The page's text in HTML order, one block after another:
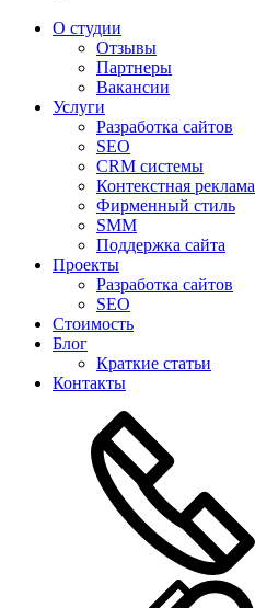
О студии
Отзывы
Партнеры
Вакансии
Услуги
Разработка сайтов
SEO
CRM системы
Контекстная реклама
Фирменный стиль
SMM
Поддержка сайта
Проекты
Разработка сайтов
SEO
Стоимость
Блог
Краткие статьи
Контакты